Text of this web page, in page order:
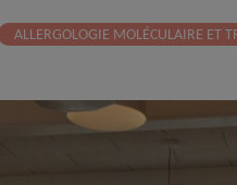
ALLERGOLOGIE MOLÉCULAIRE ET